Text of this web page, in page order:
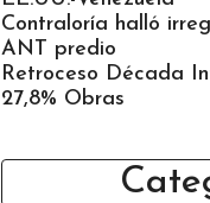
Contraloría halló
ANT predio
Retroceso Década
27,8% Obras